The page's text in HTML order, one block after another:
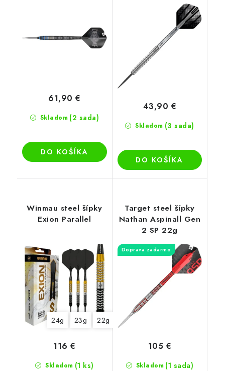
Skladom (2 sada)
61,90 €
DO KOŠÍKA
Skladom (3 sada)
43,90 €
DO KOŠÍKA
Winmau steel šípky
Exion Parallel
24g 23g 22g
Skladom (1 ks)
116 €
Target steel šípky
Nathan Aspinall Gen
2 SP 22g
Doprava zadarmo
Skladom (1 sada)
105 €